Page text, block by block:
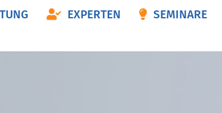
EXPERTEN SEMINARE